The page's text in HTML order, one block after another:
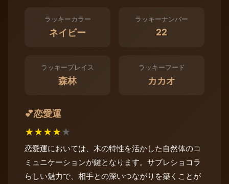
ラッキーカラー
ネイビー
ラッキーナンバー
22
ラッキープレイス
森林
ラッキーフード
カカオ
💕恋愛運
★★★★★
恋愛運においては、木の特性を活かした自然体のコ
ミュニケーションが鍵となります。サブレショコラ
らしい魅力で、相手との深いつながりを築くことが